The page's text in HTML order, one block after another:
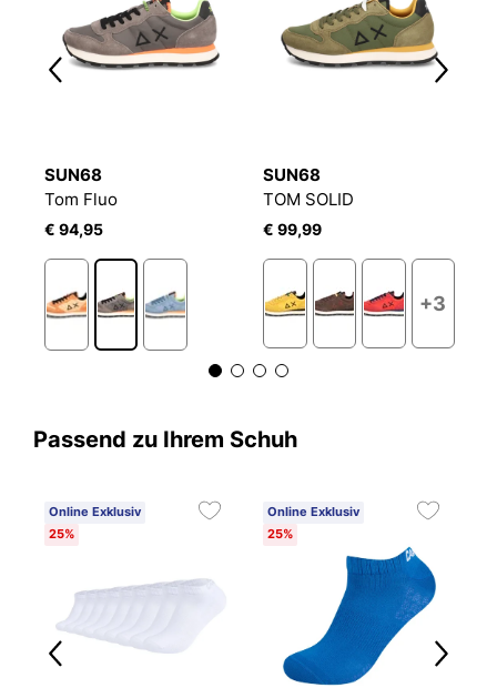
SUN68
Tom Fluo
€ 94,95
SUN68
TOM SOLID
€ 99,99
+3
Passend zu Ihrem Schuh
Online Exklusiv
25%
Online Exklusiv
25%